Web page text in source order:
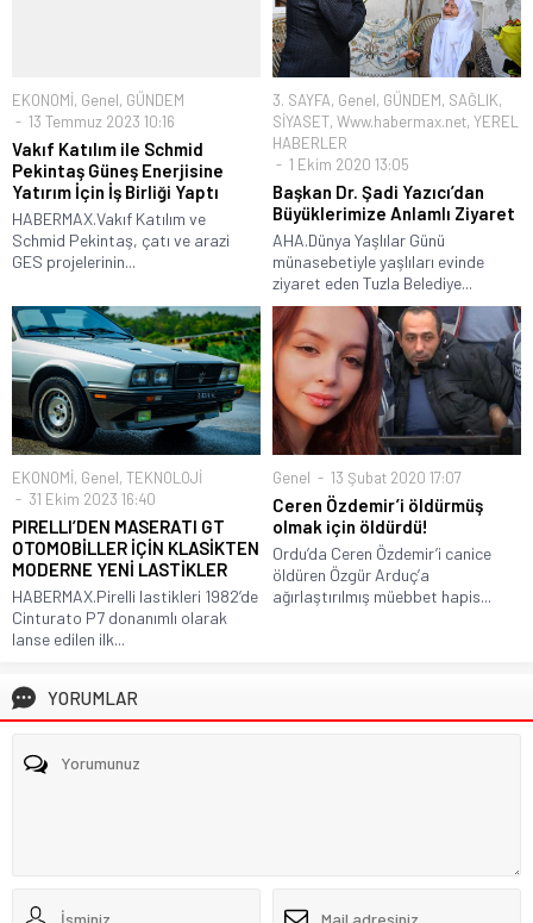
EKONOMİ, Genel, GÜNDEM
13 Temmuz 2023 10:16
Vakıf Katılım ile Schmid
Pekintaş Güneş Enerjisine
Yatırım İçin İş Birliği Yaptı
HABERMAX.Vakıf Katılım ve
Schmid Pekintaş, çatı ve arazi
GES projelerinin...
3. SAYFA, Genel, GÜNDEM, SAĞLIK,
SİYASET, Www.habermax.net, YEREL
HABERLER
1 Ekim 2020 13:05
Başkan Dr. Şadi Yazıcı’dan
Büyüklerimize Anlamlı Ziyaret
AHA.Dünya Yaşlılar Günü
münasebetiyle yaşlıları evinde
ziyaret eden Tuzla Belediye...
EKONOMİ, Genel, TEKNOLOJİ
31 Ekim 2023 16:40
PIRELLI’DEN MASERATI GT
OTOMOBİLLER İÇİN KLASİKTEN
MODERNE YENİ LASTİKLER
HABERMAX.Pirelli lastikleri 1982’de
Cinturato P7 donanımlı olarak
lanse edilen ilk...
Genel 13 Şubat 2020 17:07
Ceren Özdemir’i öldürmüş
olmak için öldürdü!
Ordu’da Ceren Özdemir’i canice
öldüren Özgür Arduç’a
ağırlaştırılmış müebbet hapis...
YORUMLAR